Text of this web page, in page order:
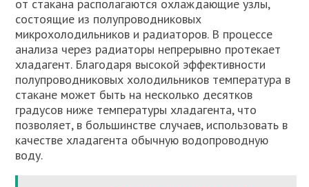
от стакана располагаются охлаждающие узлы,
состоящие из полупроводниковых
микрохолодильников и радиаторов. В процессе
анализа через радиаторы непрерывно протекает
хладагент. Благодаря высокой эффективности
полупроводниковых холодильников температура в
стакане может быть на несколько десятков
градусов ниже температуры хладагента, что
позволяет, в большинстве случаев, использовать в
качестве хладагента обычную водопроводную
воду.